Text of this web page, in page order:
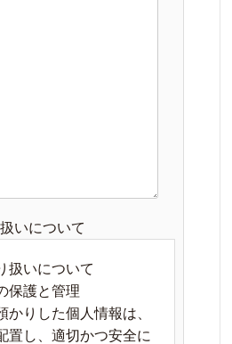
いについて
扱いについて
保護と管理
かりした個人情報は、
置し、適切かつ安全に